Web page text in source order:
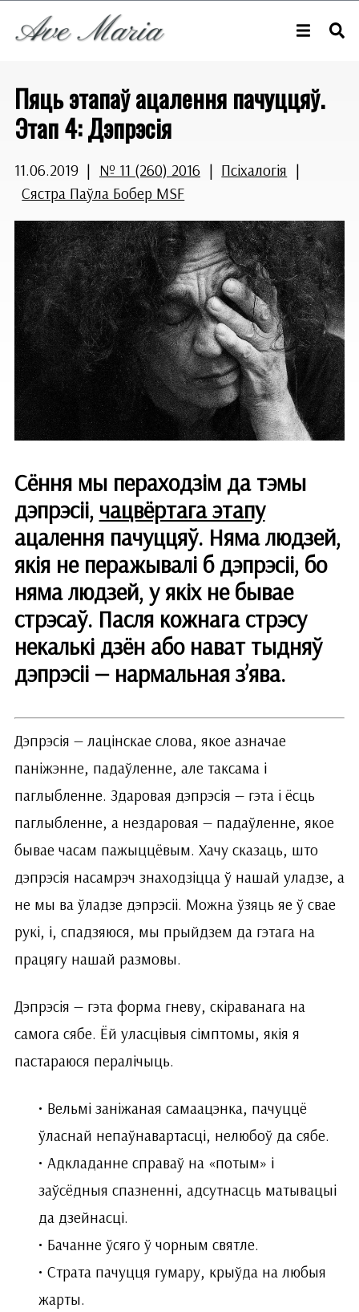
Пяць этапаў ацалення пачуццяў.
Этап 4: Дэпрэсія
11.06.2019 | № 11 (260) 2016 | Псіхалогія |
Сястра Паўла Бобер MSF
Сёння мы пераходзім да тэмы
дэпрэсіі, чацвёртага этапу
ацалення пачуццяў. Няма людзей,
якія не перажывалі б дэпрэсіі, бо
няма людзей, у якіх не бывае
стрэсаў. Пасля кожнага стрэсу
некалькі дзён або нават тыдняў
дэпрэсіі — нармальная з’ява.
Дэпрэсія — лацінскае слова, якое азначае
паніжэнне, падаўленне, але таксама і
паглыбленне. Здаровая дэпрэсія — гэта і ёсць
паглыбленне, а нездаровая — падаўленне, якое
бывае часам пажыццёвым. Хачу сказаць, што
дэпрэсія насамрэч знаходзіцца ў нашай уладзе, а
не мы ва ўладзе дэпрэсіі. Можна ўзяць яе ў свае
рукі, і, спадзяюся, мы прыйдзем да гэтага на
працягу нашай размовы.
Дэпрэсія — гэта форма гневу, скіраванага на
самога сябе. Ёй уласцівыя сімптомы, якія я
пастараюся пералічыць.
• Вельмі заніжаная самаацэнка, пачуццё
ўласнай непаўнавартасці, нелюбоў да сябе.
• Адкладанне справаў на «потым» і
заўсёдныя спазненні, адсутнасць матывацыі
да дзейнасці.
• Бачанне ўсяго ў чорным святле.
• Страта пачуцця гумару, крыўда на любыя
жарты.